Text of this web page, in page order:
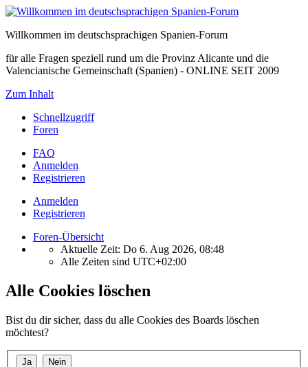
Willkommen im deutschsprachigen Spanien-Forum
für alle Fragen speziell rund um die Provinz Alicante und die
Valencianische Gemeinschaft (Spanien) - ONLINE SEIT 2009
Zum Inhalt
Schnellzugriff
Foren
FAQ
Anmelden
Registrieren
Anmelden
Registrieren
Foren-Übersicht
Aktuelle Zeit: Do 6. Aug 2026, 08:48
Alle Zeiten sind UTC+02:00
Alle Cookies löschen
Bist du dir sicher, dass du alle Cookies des Boards löschen
möchtest?